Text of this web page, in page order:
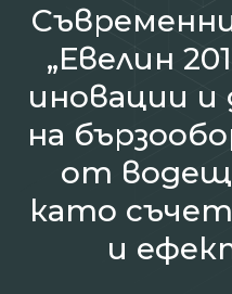
„Евелин
иновации
на
от
като
и